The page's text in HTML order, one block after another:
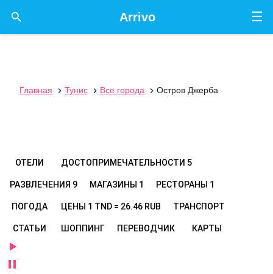
☰
Arrivo

Главная  Тунис  Все города  Остров Джерба
ОТЕЛИ ДОСТОПРИМЕЧАТЕЛЬНОСТИ 5
РАЗВЛЕЧЕНИЯ 9 МАГАЗИНЫ 1 РЕСТОРАНЫ 1
ПОГОДА ЦЕНЫ 1 TND = 26.46 RUB ТРАНСПОРТ
СТАТЬИ ШОППИНГ ПЕРЕВОДЧИК КАРТЫ

